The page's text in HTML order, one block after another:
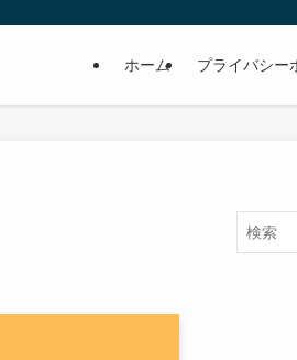
ホーム プライバシー